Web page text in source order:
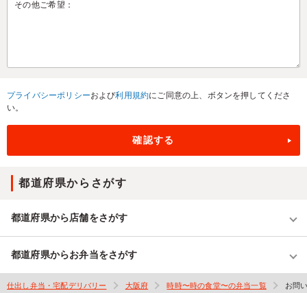
プライバシーポリシーおよび利用規約にご同意の上、ボタンを押してくださ
い。
都道府県からさがす
都道府県から店舗をさがす
都道府県からお弁当をさがす
仕出し弁当・宅配デリバリー 大阪府 時時〜時の食堂〜の弁当一覧 お問